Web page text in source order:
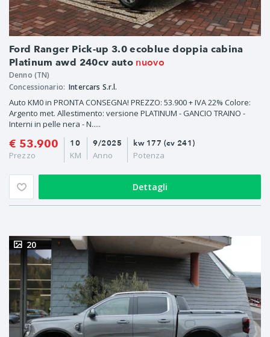
Ford Ranger Pick-up 3.0 ecoblue doppia cabina
Platinum awd 240cv auto nuovo
Denno (TN)
Concessionario: Intercars S.r.l.
Auto KM0 in PRONTA CONSEGNA! PREZZO: 53.900 + IVA 22% Colore:
Argento met. Allestimento: versione PLATINUM - GANCIO TRAINO -
Interni in pelle nera - N.....
€ 53.900
Prezzo
9/2025
Anno
10
KM
kw 177 (cv 241)
Potenza
Dettagli
20